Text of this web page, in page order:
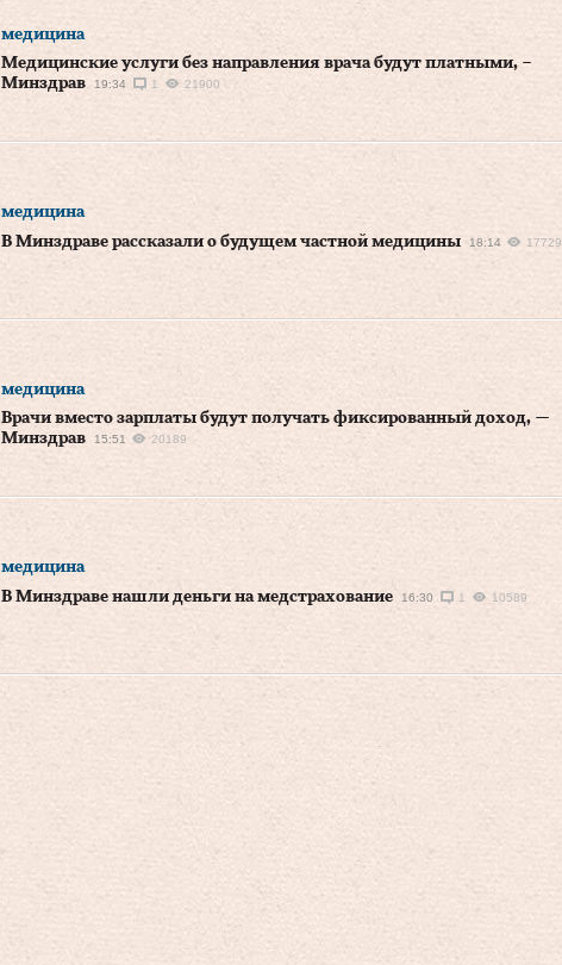
медицина
Медицинские услуги без направления врача будут платными, –
Минздрав
19:34 1 21900
медицина
В Минздраве рассказали о будущем частной медицины
18:14 17729
медицина
Врачи вместо зарплаты будут получать фиксированный доход, —
Минздрав
15:51 20189
медицина
В Минздраве нашли деньги на медстрахование
16:30 1 10589